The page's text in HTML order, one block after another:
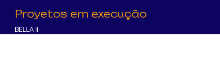
Proyetos em execução
BELLA II